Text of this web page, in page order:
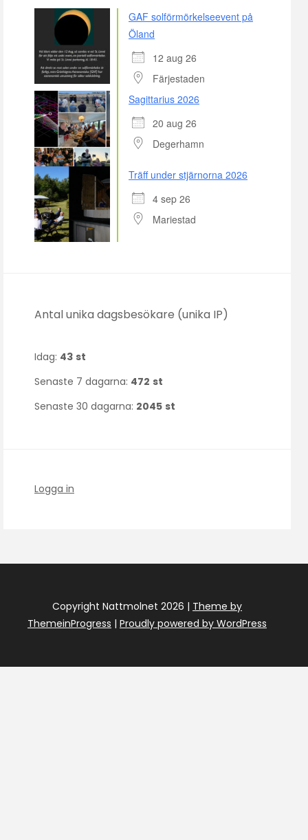
GAF solförmörkelseevent på
Öland
12 aug 26
Färjestaden
Sagittarius 2026
20 aug 26
Degerhamn
Träff under stjärnorna 2026
4 sep 26
Mariestad
Antal unika dagsbesökare (unika IP)
Idag: 43 st
Senaste 7 dagarna: 472 st
Senaste 30 dagarna: 2045 st
Logga in
Copyright Nattmolnet 2026 | Theme by
ThemeinProgress | Proudly powered by WordPress